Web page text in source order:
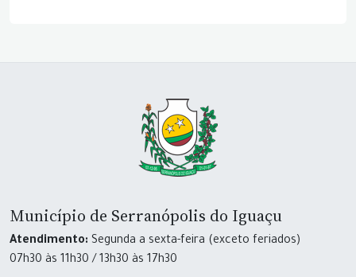
Município de Serranópolis do Iguaçu
Atendimento: Segunda a sexta-feira (exceto feriados)
07h30 às 11h30 / 13h30 às 17h30